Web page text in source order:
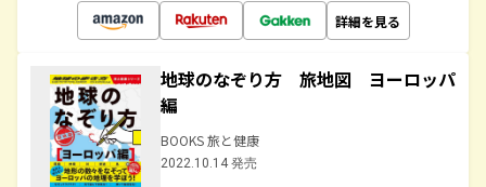
詳細を見る
地球のなぞり方 旅地図 ヨーロッパ
編
BOOKS 旅と健康
2022.10.14 発売